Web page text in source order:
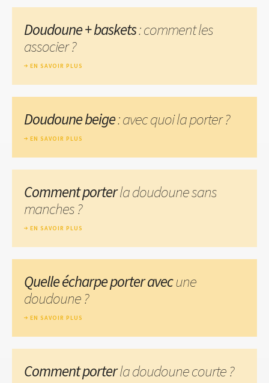
Doudoune + baskets: comment les
associer ?
EN SAVOIR PLUS
Doudoune beige: avec quoi la porter ?
EN SAVOIR PLUS
Comment porterla doudoune sans
manches ?
EN SAVOIR PLUS
Quelle écharpe porter avecune
doudoune ?
EN SAVOIR PLUS
Comment porterla doudoune courte ?